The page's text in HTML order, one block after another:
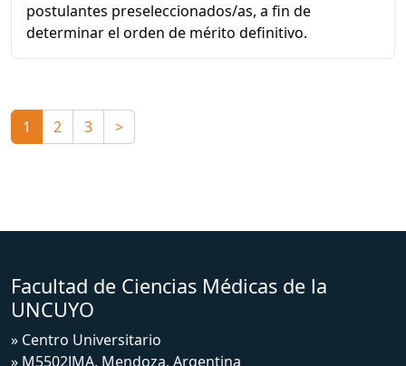
postulantes preseleccionados/as, a fin de
determinar el orden de mérito definitivo.
1 2 3 >
Facultad de Ciencias Médicas de la
UNCUYO
» Centro Universitario
» M5502JMA. Mendoza, Argentina